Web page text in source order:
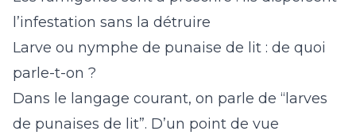
l’infestation sans la détruire
Larve ou nymphe de punaise de lit : de quoi
parle-t-on ?
Dans le langage courant, on parle de “larves
de punaises de lit”. D’un point de vue